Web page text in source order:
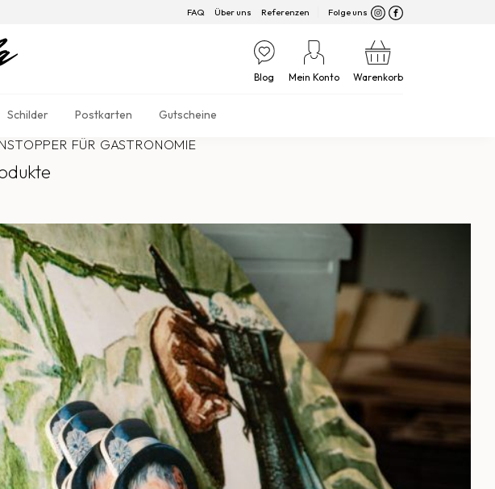
FAQ Über uns Referenzen Folge uns
Blog Mein Konto Warenkorb
Schilder Postkarten Gutscheine
FÜR GASTRONOMIE